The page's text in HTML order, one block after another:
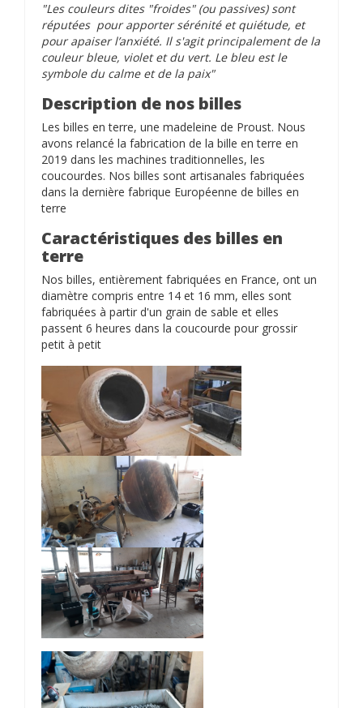
"Les couleurs dites "froides" (ou passives) sont
réputées pour apporter sérénité et quiétude, et
pour apaiser l’anxiété. Il s'agit principalement de la
couleur bleue, violet et du vert. Le bleu est le
symbole du calme et de la paix"
Description de nos billes
Les billes en terre, une madeleine de Proust. Nous
avons relancé la fabrication de la bille en terre en
2019 dans les machines traditionnelles, les
coucourdes. Nos billes sont artisanales fabriquées
dans la dernière fabrique Européenne de billes en
terre
Caractéristiques des billes en
terre
Nos billes, entièrement fabriquées en France, ont un
diamètre compris entre 14 et 16 mm, elles sont
fabriquées à partir d'un grain de sable et elles
passent 6 heures dans la coucourde pour grossir
petit à petit